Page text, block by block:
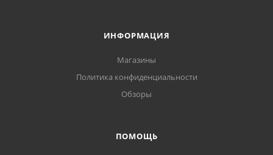
ИНФОРМАЦИЯ
Магазины
Политика конфиденциальности
Обзоры
ПОМОЩЬ